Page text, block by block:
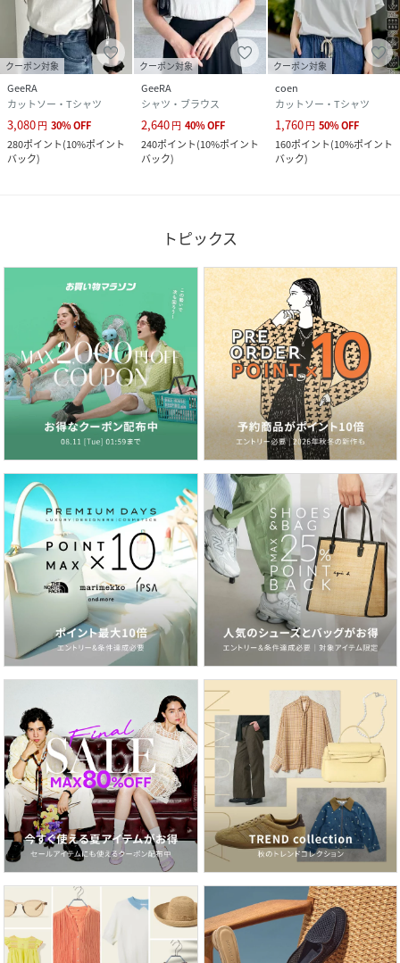
クーポン対象
GeeRA
カットソー・Tシャツ
3,080円 30%OFF
280ポイント(10%ポイント
バック)
クーポン対象
GeeRA
シャツ・ブラウス
2,640円 40%OFF
240ポイント(10%ポイント
バック)
クーポン対象
coen
カットソー・Tシャツ
1,760円 50%OFF
160ポイント(10%ポイント
バック)
トピックス